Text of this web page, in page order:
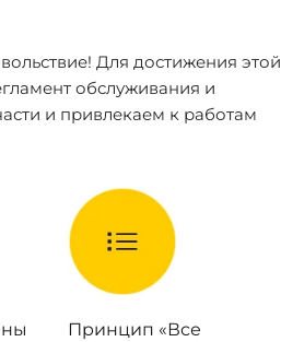
Для достижения этой
обслуживания и
и привлекаем к работам
Принцип «Все